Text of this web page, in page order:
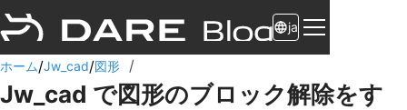
ja
ホーム/Jw_cad/図形 /
Jw_cad で図形のブロック解除をす